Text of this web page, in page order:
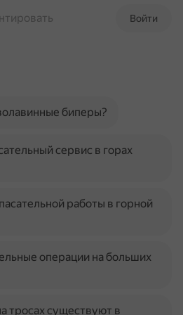
Войти
биперы?
сервис в горах
работы в горной
операции на больших
тросах существуют в